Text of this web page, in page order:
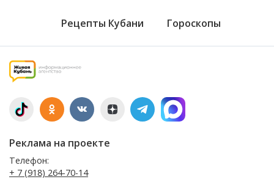
Рецепты Кубани Гороскопы
Реклама на проекте
Телефон:
+ 7 (918) 264-70-14